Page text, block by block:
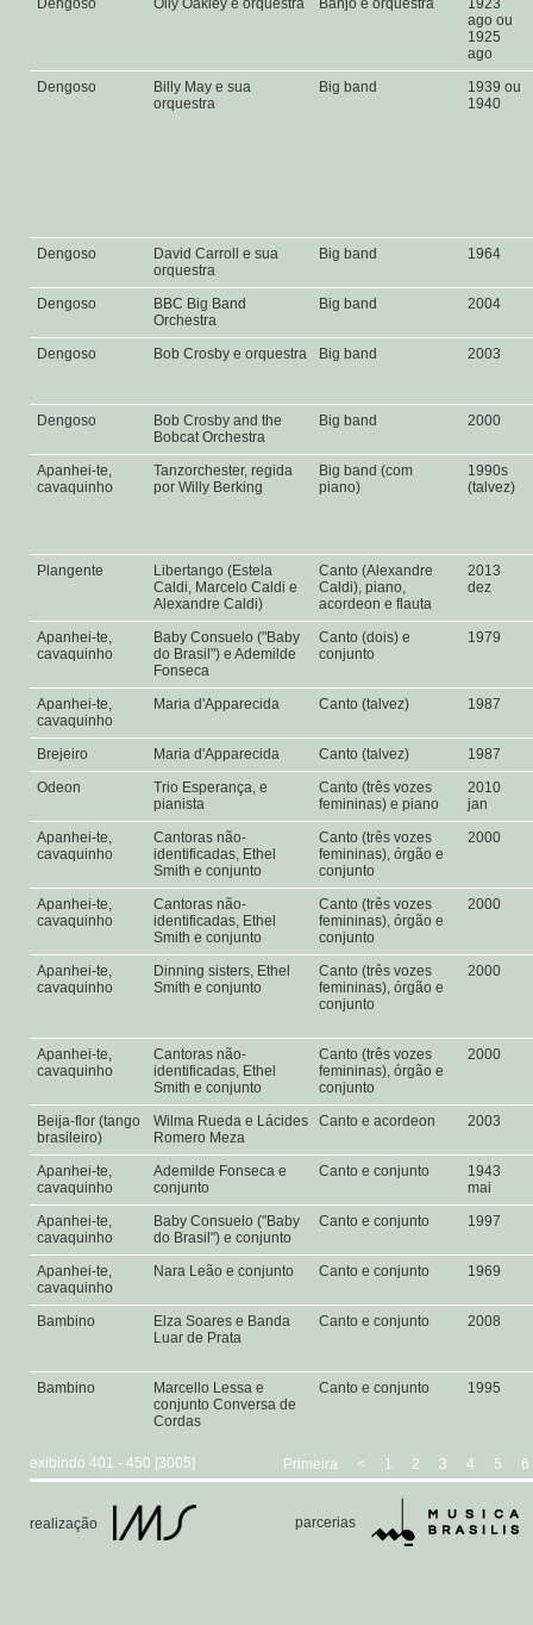
Dengoso
Olly Oakley e orquestra Banjo e orquestra
1923
ago ou
1925
ago
Dengoso
Billy May e sua
orquestra
Big band
1939 ou
1940
Dengoso
David Carroll e sua
orquestra
Big band 1964
Dengoso
BBC Big Band
Orchestra
Big band 2004
Dengoso Bob Crosby e orquestra Big band 2003
Dengoso
Bob Crosby and the
Bobcat Orchestra
Big band 2000
Apanhei-te,
cavaquinho
Tanzorchester, regida
por Willy Berking
Big band (com
piano)
1990s
(talvez)
Plangente
Libertango (Estela
Caldi, Marcelo Caldi e
Alexandre Caldi)
Canto (Alexandre
Caldi), piano,
acordeon e flauta
2013
dez
Apanhei-te,
cavaquinho
Baby Consuelo ("Baby
do Brasil") e Ademilde
Fonseca
Canto (dois) e
conjunto
1979
Apanhei-te,
cavaquinho
Maria d'Apparecida Canto (talvez) 1987
Brejeiro Maria d'Apparecida Canto (talvez)
1987
Odeon
Trio Esperança, e
pianista
Canto (três vozes
femininas) e piano
2010
jan
Apanhei-te,
cavaquinho
Cantoras não-
identificadas, Ethel
Smith e conjunto
Canto (três vozes
femininas), órgão e
conjunto
2000
Apanhei-te,
cavaquinho
Cantoras não-
identificadas, Ethel
Smith e conjunto
Canto (três vozes
femininas), órgão e
conjunto
2000
Apanhei-te,
cavaquinho
Dinning sisters, Ethel
Smith e conjunto
Canto (três vozes
femininas), órgão e
conjunto
2000
Apanhei-te,
cavaquinho
Cantoras não-
identificadas, Ethel
Smith e conjunto
Canto (três vozes
femininas), órgão e
conjunto
2000
Beija-flor (tango
brasileiro)
Wilma Rueda e Lácides
Romero Meza
Canto e acordeon 2003
Apanhei-te,
cavaquinho
Ademilde Fonseca e
conjunto
Canto e conjunto
1943
mai
Apanhei-te,
cavaquinho
Baby Consuelo ("Baby
do Brasil") e conjunto
Canto e conjunto 1997
Apanhei-te,
cavaquinho
Nara Leão e conjunto Canto e conjunto 1969
Bambino
Elza Soares e Banda
Luar de Prata
Canto e conjunto 2008
Bambino
Marcello Lessa e
conjunto Conversa de
Cordas
Canto e conjunto 1995
exibindo 401 - 450 [3005] Primeira < 1 2 3 4 5 6
realização parcerias